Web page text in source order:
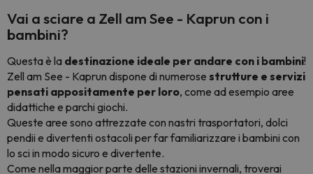
Vai a sciare a Zell am See - Kaprun con i
bambini?
Questa è la destinazione ideale per andare con i bambini!
Zell am See - Kaprun dispone di numerose strutture e servizi
pensati appositamente per loro, come ad esempio aree
didattiche e parchi giochi.
Queste aree sono attrezzate con nastri trasportatori, dolci
pendii e divertenti ostacoli per far familiarizzare i bambini con
lo sci in modo sicuro e divertente.
Come nella maggior parte delle stazioni invernali, troverai